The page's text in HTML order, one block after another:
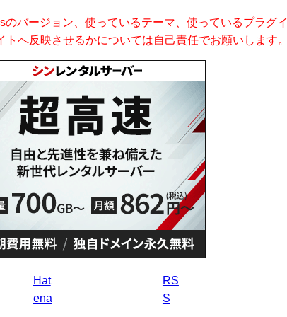
バージョン、使っているテーマ、使っているプラグイ
へ反映させるかについては自己責任でお願いします。
Hat
ena
RS
S